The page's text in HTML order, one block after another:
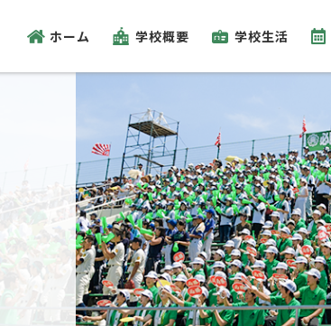
ホーム 学校概要 学校生活